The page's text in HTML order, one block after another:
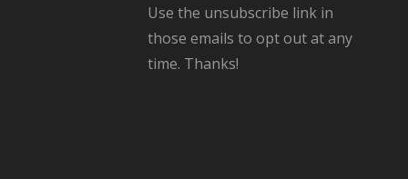
Use the unsubscribe link in
those emails to opt out at any
time. Thanks!